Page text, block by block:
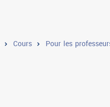
Cours Pour les